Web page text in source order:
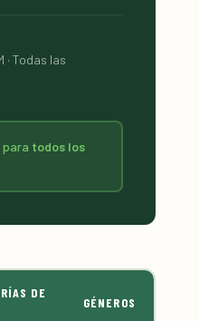
· Todas las
para todos los
DE
GÉNEROS